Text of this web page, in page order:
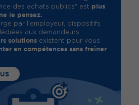
des achats publics" est plus
le pensez.
par l'employeur, dispositifs
aux demandeurs
solutionsexistent pour vous
en compétences sans freiner